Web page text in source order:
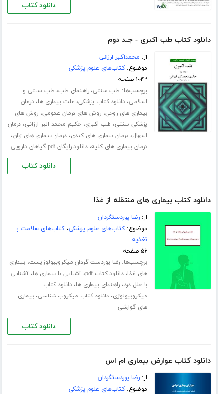
دانلود کتاب
دانلود کتاب طب اکبری - جلد دوم
از: محمداکبر ارزانی
موضوع:کتاب‌های علوم پزشکی
۱۰۴۲ صفحه
برچسب‌ها: طب سنتی،راهنمای طب، طب سنتی و
اسلامی،دانلود کتاب پزشکی، علت بیماری ها،درمان
بیماری های روحی،روش های درمان عمومی،روش های
پزشکی سنتی، طب اکبری،حکیم محمد البر ارزانی،درمان
اسهال،درمان بیماری های کبدی،درمان بیماری های زنان،
درمان بیماری های کلیه،دانلود رایگان pdf گیاهان دارویی
دانلود کتاب
دانلود کتاب بیماری های منتقله از غذا
از:رضا پوردستگردان
موضوع:کتاب‌های علوم پزشکی،کتاب‌های سلامت و
تغذیه
۵۶ صفحه
برچسب‌ها:رضا پوردست گردان میکروبیولوژیست،بیماری
های غذا،دانلود کتاب pdf ،آشنایی با بیماری ها،آشنایی
با علل درد،راهنمای بیماری ها،دانلود کتاب
میکروبیولوژی،دانلود کتاب میکروب شناسی،بیماری
های گوارشی
دانلود کتاب
دانلود کتاب عوارض بیماری ام اس
از:رضا پوردستگردان
موضوع:کتاب‌های علوم پزشکی